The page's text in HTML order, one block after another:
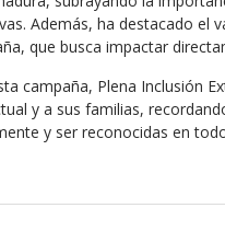
Además, ha destacado el
que busca impactar
campaña, Plena Inclusión
y a sus familias,
y ser reconocidas en